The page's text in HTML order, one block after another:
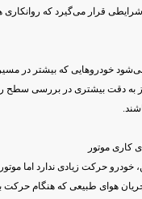
قرار می‌گیرد که روانکاری
خودروهایی که بیشتر در
به دقت بیشتری در بررسی سطح
کاری موتور
خودرو حرکت زیادی ندارد اما
هوای طبیعی که هنگام حرکت